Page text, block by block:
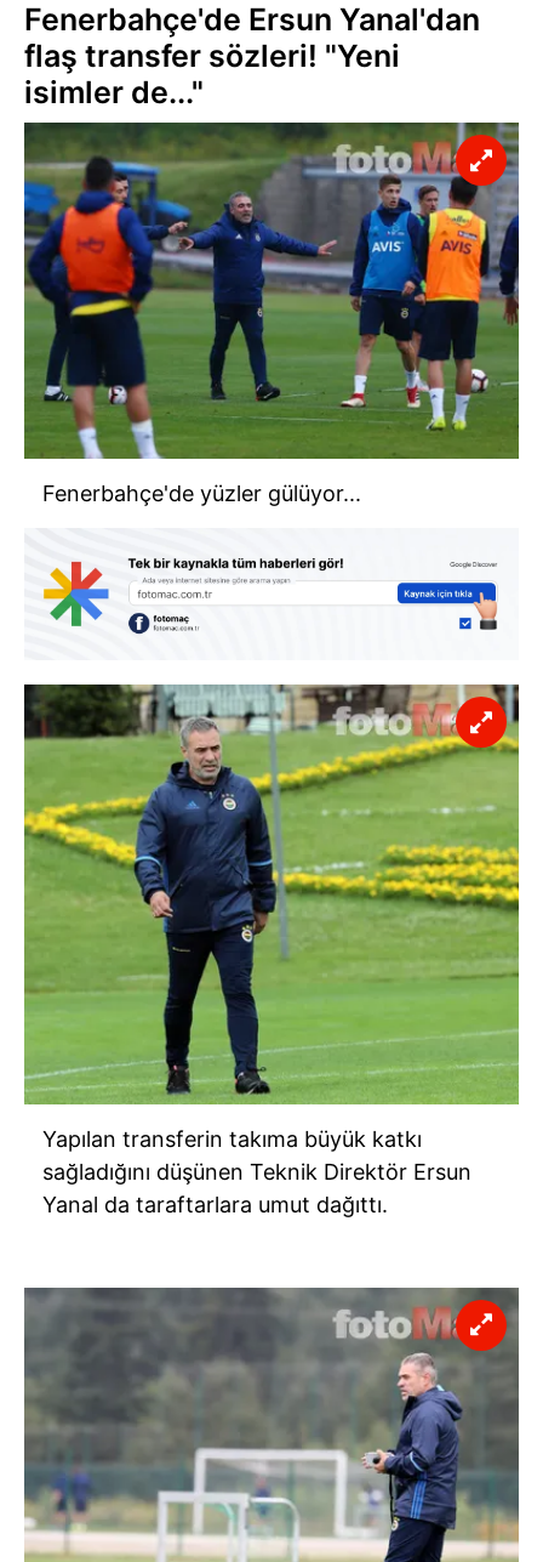
Fenerbahçe'de Ersun Yanal'dan
flaş transfer sözleri! "Yeni
isimler de..."
Fenerbahçe'de yüzler gülüyor...
Yapılan transferin takıma büyük katkı
sağladığını düşünen Teknik Direktör Ersun
Yanal da taraftarlara umut dağıttı.